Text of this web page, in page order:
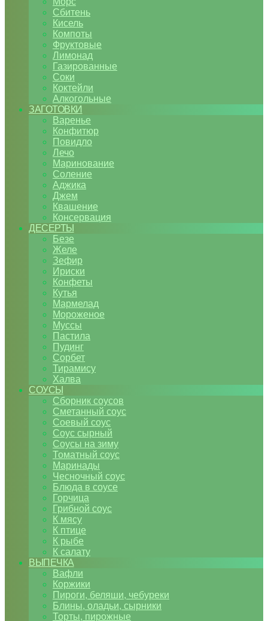
Сбитень
Кисель
Компоты
Фруктовые
Лимонад
Газированные
Соки
Коктейли
Алкогольные
ЗАГОТОВКИ
Варенье
Конфитюр
Повидло
Лечо
Маринование
Соление
Аджика
Джем
Квашение
Консервация
ДЕСЕРТЫ
Безе
Желе
Зефир
Ириски
Конфеты
Кутья
Мармелад
Мороженое
Муссы
Пастила
Пудинг
Сорбет
Тирамису
Халва
СОУСЫ
Сборник соусов
Сметанный соус
Соевый соус
Соус сырный
Соусы на зиму
Томатный соус
Маринады
Чесночный соус
Блюда в соусе
Горчица
Грибной соус
К мясу
К птице
К рыбе
К салату
ВЫПЕЧКА
Вафли
Коржики
Пироги, беляши, чебуреки
Блины, оладьи, сырники
Торты, пирожные